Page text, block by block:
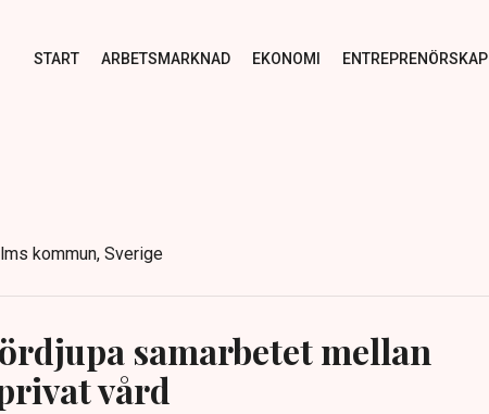
START ARBETSMARKNAD EKONOMI ENTREPRENÖRSKAP
kommun, Sverige
samarbetet mellan
vård